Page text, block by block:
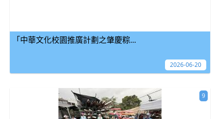
「中華文化校園推廣計劃之肇慶粽...
2026-06-20
9